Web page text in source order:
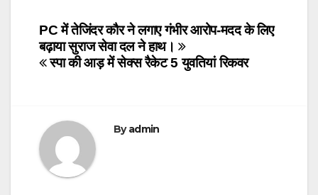
Post
navigation
PC में तेजिंदर कौर ने लगाए गंभीर आरोप-मदद के लिए
बढ़ाया सुराज सेवा दल ने हाथ।
स्पा की आड़ में सेक्स रैकेट 5 युवतियां रिकवर
Byadmin